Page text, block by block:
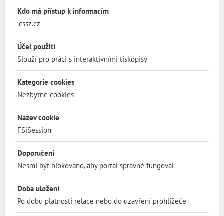
Kdo má přístup k informacím
.cssz.cz
Účel použití
Slouží pro práci s interaktivními tiskopisy
Kategorie cookies
Nezbytné cookies
Název cookie
FSiSession
Doporučení
Nesmí být blokováno, aby portál správně fungoval
Doba uložení
Po dobu platnosti relace nebo do uzavření prohlížeče